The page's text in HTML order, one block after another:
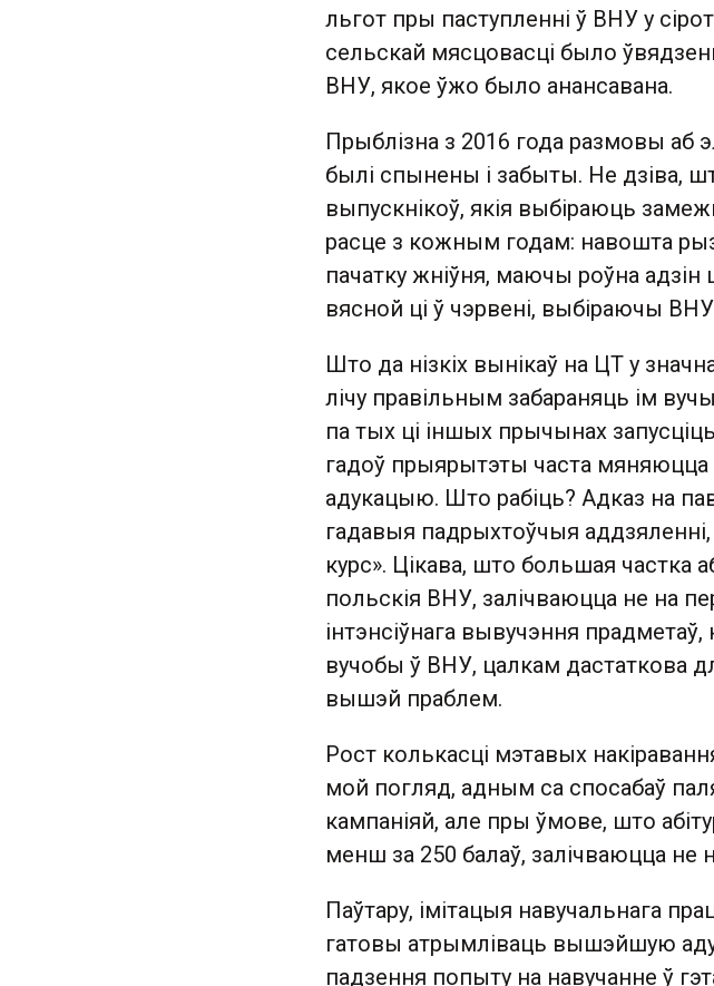
льгот пры паступленні ў ВНУ у
сельскай мясцовасці было
ВНУ, якое ўжо было анансавана.
Прыблізна з 2016 года размовы аб
былі спынены і забыты. Не дзіва,
выпускнікоў, якія выбіраюць
расце з кожным годам: навошта
пачатку жніўня, маючы роўна адзін
вясной ці ў чэрвені, выбіраючы
Што да нізкіх вынікаў на ЦТ у
лічу правільным забараняць ім
па тых ці іншых прычынах
гадоў прыярытэты часта мяняюцца
адукацыю. Што рабіць? Адказ на
гадавыя падрыхтоўчыя аддзяленні,
курс». Цікава, што большая частка
польскія ВНУ, залічваюцца не на
інтэнсіўнага вывучэння
вучобы ў ВНУ, цалкам дастаткова
вышэй праблем.
Рост колькасці мэтавых
мой погляд, адным са спосабаў
кампаніяй, але пры ўмове, што
менш за 250 балаў, залічваюцца не
Паўтару, імітацыя навучальнага
гатовы атрымліваць вышэйшую
падзення попыту на навучанне ў